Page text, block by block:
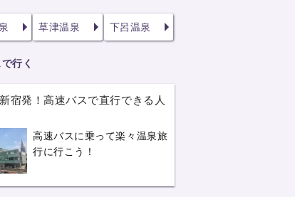
草津温泉 下呂温泉
行く
宿発！高速バスで直行できる人
高速バスに乗って楽々温泉旅
行に行こう！